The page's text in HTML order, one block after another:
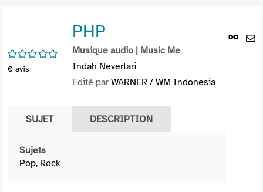
Lien
/5
0 avis
PHP
Musique audio | Music Me
Indah Nevertari
Edité parWARNER / WM Indonesia
SUJET DESCRIPTION
Sujets
Pop, Rock